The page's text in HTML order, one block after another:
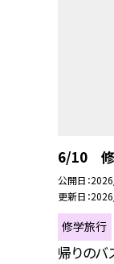
6/10 修
公開日
更新日
修学旅行
帰りのバ